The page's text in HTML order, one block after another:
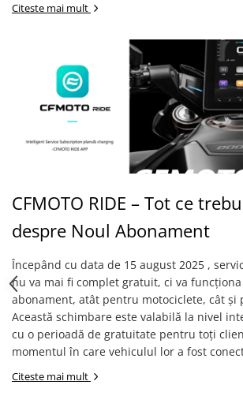
Manusi
Set Complet
Rucsac
Armura
ECHIPAMENTE MOTO
Ochelari
Manusi
Tricouri
Pantaloni
Borseta
Geanta
Citeste mai mult
CFMOTO RIDE – Tot ce
despre Noul Abonament
Începând cu data de 15 august 2025 ,
nu va mai fi complet gratuit, ci va
abonament, atât pentru motociclete, cât și
Această schimbare este valabilă la nivel
cu o perioadă de gratuitate pentru toți
momentul în care vehiculul lor a fost
Citeste mai mult